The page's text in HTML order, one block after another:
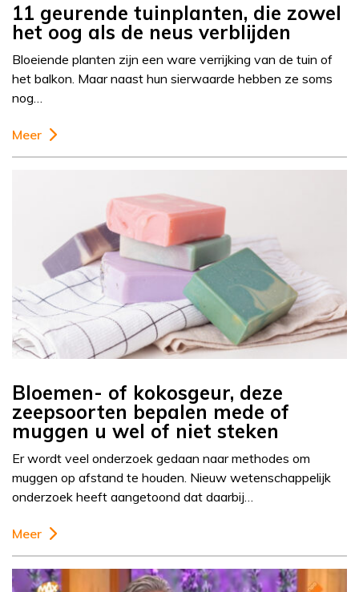
11 geurende tuinplanten, die zowel
het oog als de neus verblijden
Bloeiende planten zijn een ware verrijking van de tuin of
het balkon. Maar naast hun sierwaarde hebben ze soms
nog…
Meer
Bloemen- of kokosgeur, deze
zeepsoorten bepalen mede of
muggen u wel of niet steken
Er wordt veel onderzoek gedaan naar methodes om
muggen op afstand te houden. Nieuw wetenschappelijk
onderzoek heeft aangetoond dat daarbij…
Meer